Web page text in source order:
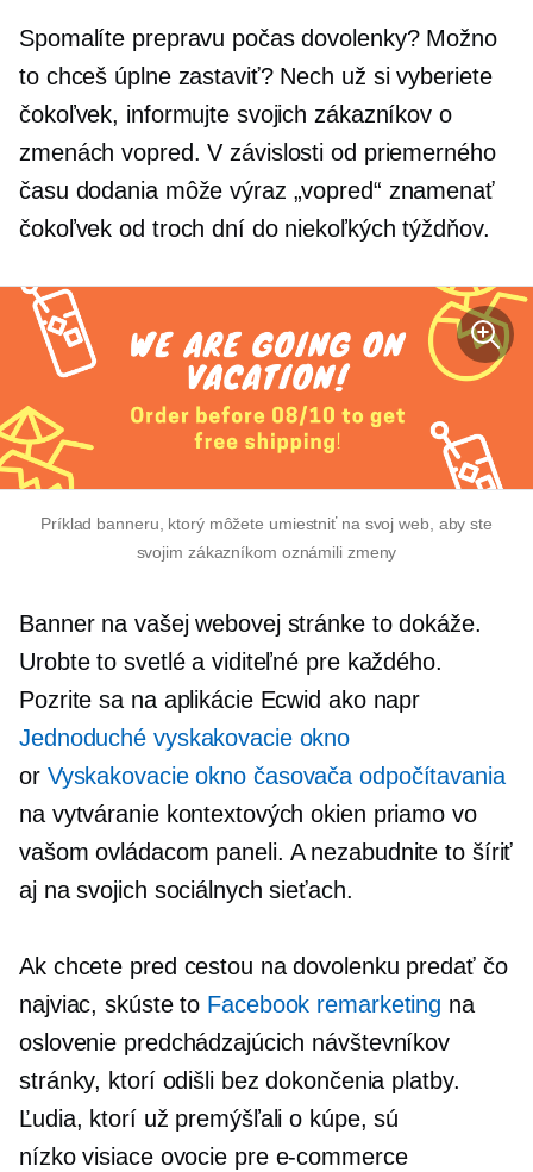
Spomalíte prepravu počas dovolenky? Možno
to chceš úplne zastaviť? Nech už si vyberiete
čokoľvek, informujte svojich zákazníkov o
zmenách vopred. V závislosti od priemerného
času dodania môže výraz „vopred“ znamenať
čokoľvek od troch dní do niekoľkých týždňov.
Príklad banneru, ktorý môžete umiestniť na svoj web, aby ste
svojim zákazníkom oznámili zmeny
Banner na vašej webovej stránke to dokáže.
Urobte to svetlé a viditeľné pre každého.
Pozrite sa na aplikácie Ecwid ako napr
Jednoduché vyskakovacie okno
or Vyskakovacie okno časovača odpočítavania
na vytváranie kontextových okien priamo vo
vašom ovládacom paneli. A nezabudnite to šíriť
aj na svojich sociálnych sieťach.
Ak chcete pred cestou na dovolenku predať čo
najviac, skúste to Facebook remarketing na
oslovenie predchádzajúcich návštevníkov
stránky, ktorí odišli bez dokončenia platby.
Ľudia, ktorí už premýšľali o kúpe, sú
nízko visiaceovocie pre e-commerce